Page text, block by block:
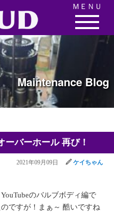
MaintenanceBlog
ーバーホール 再び！
2021年09月09日 ケイちゃん
のバルブボディ編で
ですが！まぁ～ 酷いですね
ＭＥＮＵ